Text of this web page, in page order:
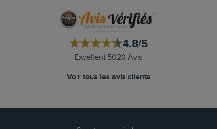
4.8/5
Excellent 5020 Avis
Voir tous les avis clients